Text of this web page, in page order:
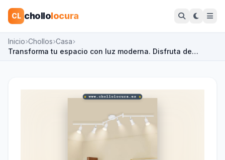
CL chollolocura
Inicio Chollos Casa
Transforma tu espacio con luz moderna. Disfruta de…